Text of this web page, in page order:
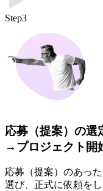
Step3
応募（提案）の選
→プロジェクト開
応募（提案）のあっ
選び、正式に依頼をし